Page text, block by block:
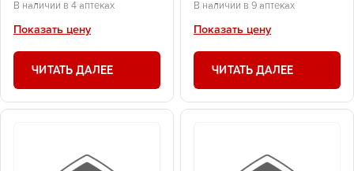
В наличии в 4 аптеках
Показать цену
ЧИТАТЬ ДАЛЕЕ
В наличии в 9 аптеках
Показать цену
ЧИТАТЬ ДАЛЕЕ